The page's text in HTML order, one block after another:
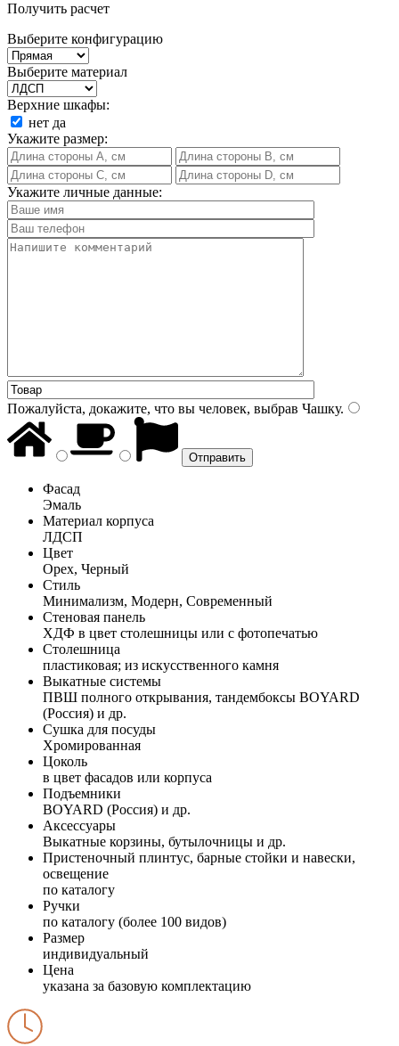
Получить расчет
Выберите конфигурацию
Выберите материал
Верхние шкафы:
нет да
Укажите размер:
Укажите личные данные:
Пожалуйста, докажите, что вы человек, выбрав Чашку.
Фасад
Эмаль
Материал корпуса
ЛДСП
Цвет
Орех, Черный
Стиль
Минимализм, Модерн, Современный
Стеновая панель
ХДФ в цвет столешницы или с фотопечатью
Столешница
пластиковая; из искусственного камня
Выкатные системы
ПВШ полного открывания, тандембоксы BOYARD
(Россия) и др.
Сушка для посуды
Хромированная
Цоколь
в цвет фасадов или корпуса
Подъемники
BOYARD (Россия) и др.
Аксессуары
Выкатные корзины, бутылочницы и др.
Пристеночный плинтус, барные стойки и навески,
освещение
по каталогу
Ручки
по каталогу (более 100 видов)
Размер
индивидуальный
Цена
указана за базовую комплектацию